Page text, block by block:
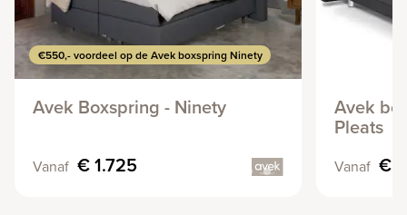
€550,- voordeel op de Avek boxspring Ninety
Avek Boxspring - Ninety
Vanaf € 1.725
Avek
Pleats
Vanaf €